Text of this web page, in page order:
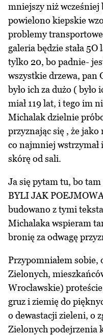
mniejszy niż wcześniej
powielono kiepskie
problemy
galeria będzie stała
tylko 20, bo padnie-
wszystkie drzewa, pan
było ich za dużo (
miał 119 lat, i tego im
Michalak dzielnie
przyznając się , że jako
co najmniej wstrzymał
skórę od sali.
Ja się pytam tu, bo
BYLI JAK
budowano z tymi
Michalaka wspieram
bronię za odwagę
Przypomniałem
Zielonych,
Wrocławskie)
gruz i ziemię do
o dewastacji zieleni, o
Zielonych podejrzenia